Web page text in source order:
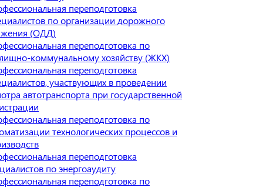
переподготовка
по организации дорожного
(ОДД)
переподготовка по
коммунальному хозяйству (ЖКХ)
переподготовка
участвующих в проведении
автотранспорта при государственной
переподготовка по
технологических процессов и
переподготовка
по энергоаудиту
переподготовка по